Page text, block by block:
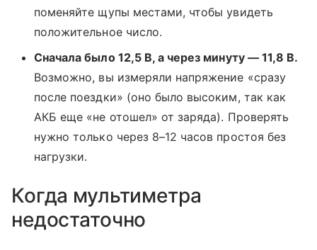
поменяйте щупы местами, чтобы увидеть
положительное число.
Сначала было 12,5 В, а через минуту — 11,8 В.
Возможно, вы измеряли напряжение «сразу
после поездки» (оно было высоким, так как
АКБ еще «не отошел» от заряда). Проверять
нужно только через 8–12 часов простоя без
нагрузки.
Когда мультиметра
недостаточно